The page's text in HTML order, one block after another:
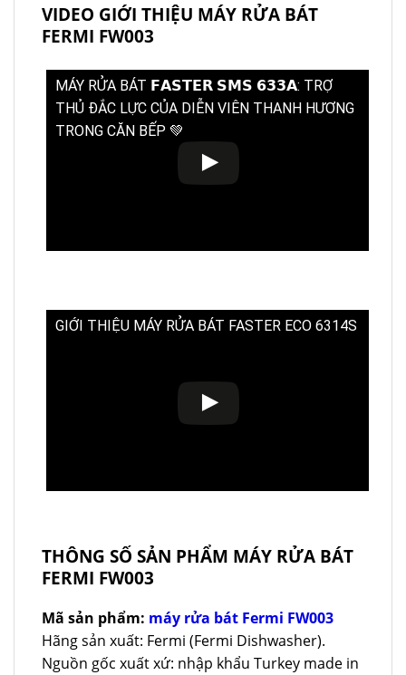
VIDEO GIỚI THIỆU MÁY RỬA BÁT
FERMI FW003
MÁY RỬA BÁT 𝗙𝗔𝗦𝗧𝗘𝗥 𝗦𝗠𝗦 𝟲𝟯𝟯𝗔: TRỢ
THỦ ĐẮC LỰC CỦA DIỄN VIÊN THANH HƯƠNG
TRONG CĂN BẾP 💚
GIỚI THIỆU MÁY RỬA BÁT FASTER ECO 6314S
THÔNG SỐ SẢN PHẨM MÁY RỬA BÁT
FERMI FW003
Mã sản phẩm: máy rửa bát Fermi FW003
Hãng sản xuất: Fermi (Fermi Dishwasher).
Nguồn gốc xuất xứ: nhập khẩu Turkey made in